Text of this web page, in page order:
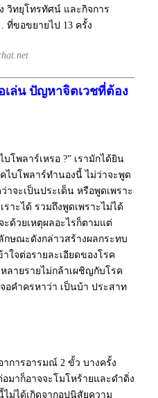
วิทยุโทรทัศน์ และกิจการ
ขอขยายไป 13 ครั้ง
เล่น ปัญหาจิตเวชที่ต้อง
บโพลาร์เหรอ ?” เรามักได้ยิน
ไบโพลาร์ทำนองนี้ ไม่ว่าจะพูด
าจะเป็นประเด็น หรือพูดเพราะ
าะได้ รวมถึงพูดเพราะไม่ได้
ด้วยเหตุผลอะไรก็ตามแต่
กษณะดังกล่าวสร้างผลกระทบ
ใจต่อรายละเอียดของโรค
ลายรายไม่กล้าเผชิญกับโรค
อคำครหาว่า เป็นบ้า ประสาท
าการอารมณ์ 2 ขั้ว บางครั้ง
มาก็อาจจะโมโหร้ายและดำดิ่ง
ม่ได้เกิดจากอุปนิสัยความ